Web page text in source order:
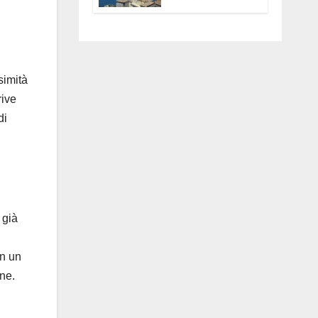
un
Anguillara